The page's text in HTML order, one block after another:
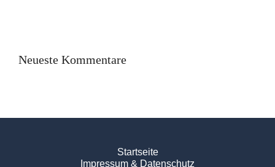
Neueste Kommentare
Startseite
Impressum & Datenschutz